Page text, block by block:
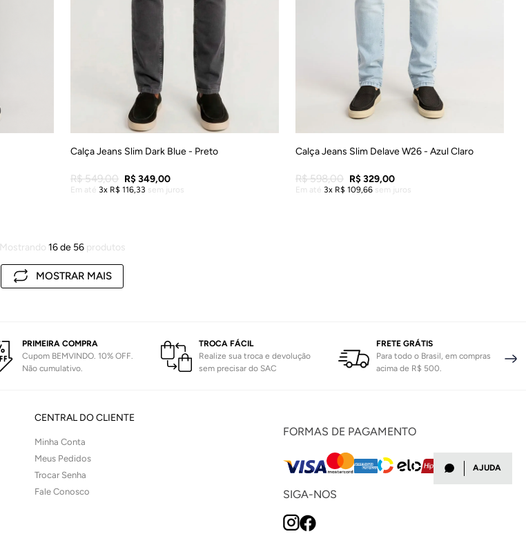
AJUDA
40 44 46
Calça Jeans Slim Dark Blue - Preto
R$ 549,00 R$349,00
Em até 3 R$ 116,33 sem juros
40 44 46
Calça Jeans Slim Delave W26 - Azul Claro
R$ 598,00 R$329,00
Em até 3 R$ 109,66 sem juros
Mostrando 16 de 56
MOSTRAR MAIS
PRIMEIRA COMPRA
Cupom BEMVINDO. 10% OFF.
Não cumulativo.
TROCA FÁCIL
Realize sua troca e devolução
sem precisar do SAC
FRETE GRÁTIS
Para todo o Brasil, em compras
acima de R$ 500.
CENTRAL DO CLIENTE
Minha Conta
Meus Pedidos
Trocar Senha
Fale Conosco
FORMAS DE PAGAMENTO
SIGA-NOS